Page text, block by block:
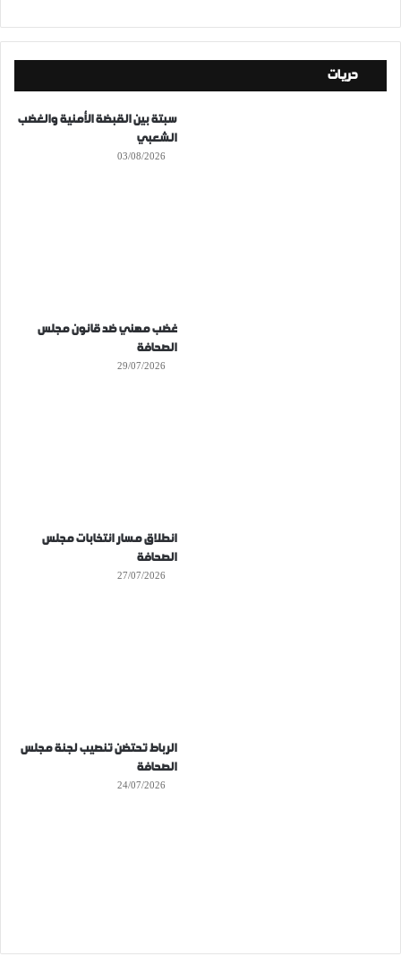
حريات
سبتة بين القبضة الأمنية والغضب
الشعبي
03/08/2026
غضب مهني ضد قانون مجلس
الصحافة
29/07/2026
انطلاق مسار انتخابات مجلس
الصحافة
27/07/2026
الرباط تحتضن تنصيب لجنة مجلس
الصحافة
24/07/2026